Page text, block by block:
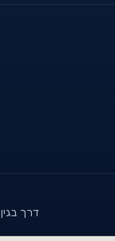
דרך בגין 156, תל אביב ·